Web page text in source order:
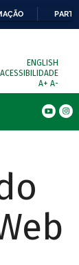
ENGLISH
ACESSIBILIDADE
A+ A-